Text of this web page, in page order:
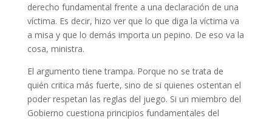
derecho fundamental frente a una declaración de una
víctima. Es decir, hizo ver que lo que diga la víctima va
a misa y que lo demás importa un pepino. De eso va la
cosa, ministra.
El argumento tiene trampa. Porque no se trata de
quién critica más fuerte, sino de si quienes ostentan el
poder respetan las reglas del juego. Si un miembro del
Gobierno cuestiona principios fundamentales del